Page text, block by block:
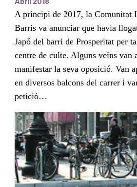
A principi de 2017, la Comunitat
Barris va anunciar que havia
Japó del barri de Prosperitat per
centre de culte. Alguns veïns van
manifestar la seva oposició. Van
en diversos balcons del carrer i
petició…